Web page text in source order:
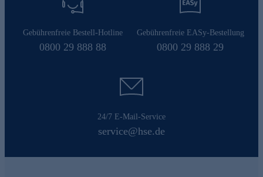
Gebührenfreie Bestell-Hotline
0800 29 888 88
Gebührenfreie EASy-Bestellung
0800 29 888 29
24/7 E-Mail-Service
service@hse.de